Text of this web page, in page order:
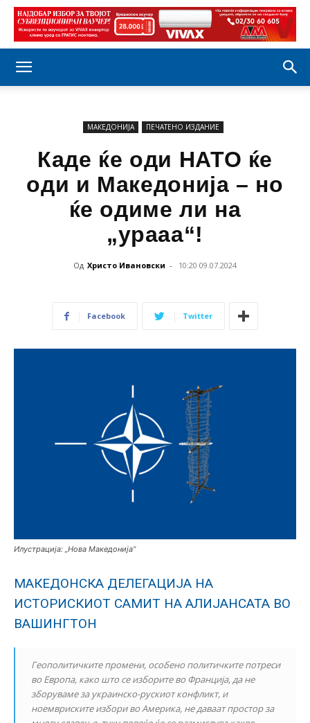
МАКЕДОНИЈА ПЕЧАТЕНО ИЗДАНИЕ
Каде ќе оди НАТО ќе
оди и Македонија – но
ќе одиме ли на
„урааа“!
Од Христо Ивановски - 10:20 09.07.2024
Facebook Twitter
Илустрација: „Нова Македонија“
МАКЕДОНСКА ДЕЛЕГАЦИЈА НА
ИСТОРИСКИОТ САМИТ НА АЛИЈАНСАТА ВО
ВАШИНГТОН
Геополитичките промени, особено политичките потреси
во Европа, како што се изборите во Франција, да не
зборуваме за украинско-рускиот конфликт, и
ноемвриските избори во Америка, не даваат простор за